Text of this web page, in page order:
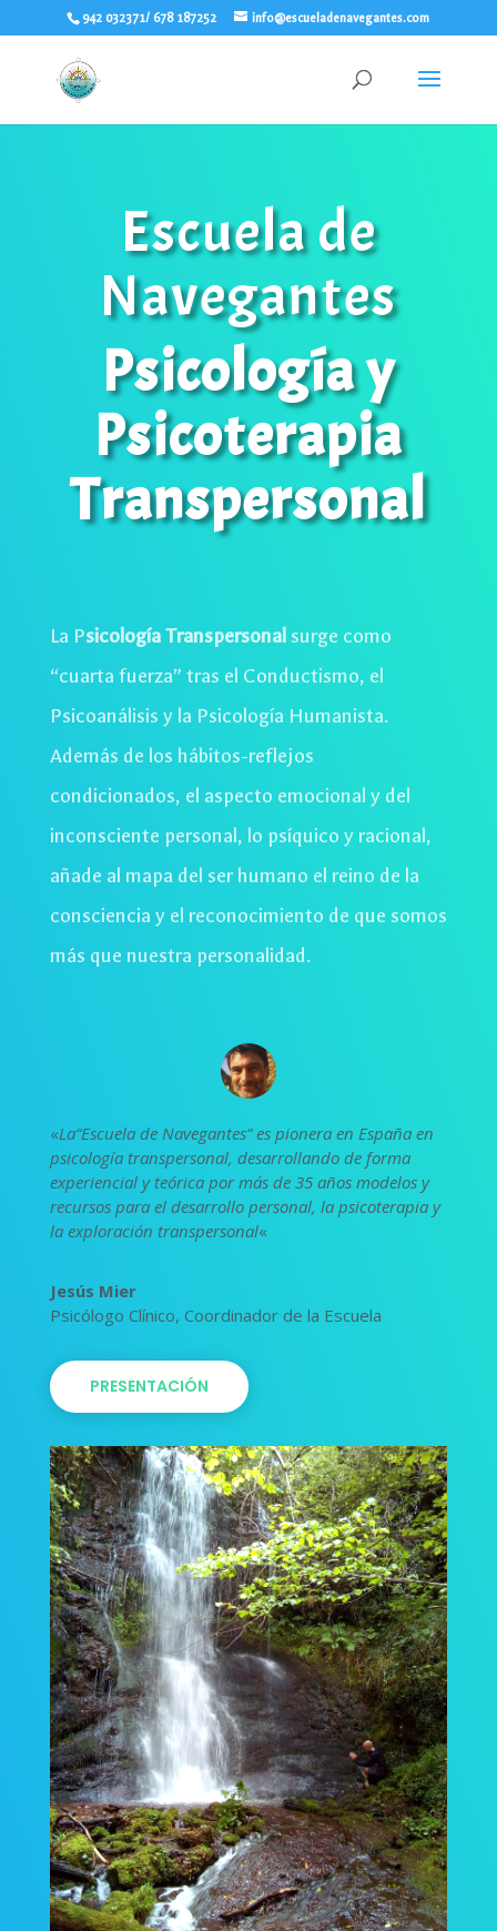
942 032371/ 678 187252 info@escueladenavegantes.com
Escuela de
Navegantes
Psicología y
Psicoterapia
Transpersonal
La Psicología Transpersonal surge como
“cuarta fuerza” tras el Conductismo, el
Psicoanálisis y la Psicología Humanista.
Además de los hábitos-reflejos
condicionados, el aspecto emocional y del
inconsciente personal, lo psíquico y racional,
añade al mapa del ser humano el reino de la
consciencia y el reconocimiento de que somos
más que nuestra personalidad.
«La“Escuela de Navegantes“ es pionera en España en
psicología transpersonal, desarrollando de forma
experiencial y teórica por más de 35 años modelos y
recursos para el desarrollo personal, la psicoterapia y
la exploración transpersonal«
Jesús Mier
Psicólogo Clínico, Coordinador de la Escuela
PRESENTACIÓN